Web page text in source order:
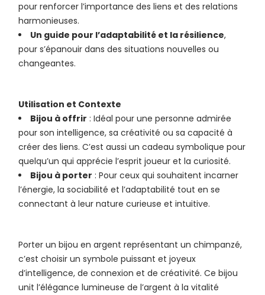
pour renforcer l’importance des liens et des relations
harmonieuses.
Un guide pour l’adaptabilité et la résilience,
pour s’épanouir dans des situations nouvelles ou
changeantes.
Utilisation et Contexte
Bijou à offrir : Idéal pour une personne admirée
pour son intelligence, sa créativité ou sa capacité à
créer des liens. C’est aussi un cadeau symbolique pour
quelqu’un qui apprécie l’esprit joueur et la curiosité.
Bijou à porter : Pour ceux qui souhaitent incarner
l’énergie, la sociabilité et l’adaptabilité tout en se
connectant à leur nature curieuse et intuitive.
Porter un bijou en argent représentant un chimpanzé,
c’est choisir un symbole puissant et joyeux
d’intelligence, de connexion et de créativité. Ce bijou
unit l’élégance lumineuse de l’argent à la vitalité